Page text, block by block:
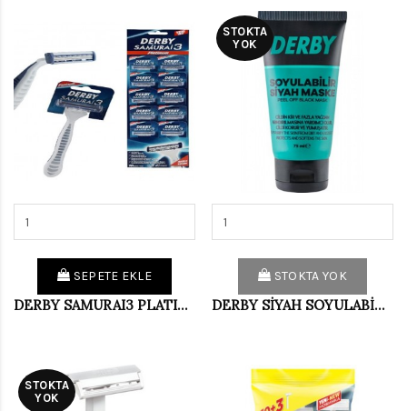
SEPETE EKLE
DERBY SAMURAI3 PLATINUM KARTELA 10 LU PAKET (KOLİ 30 LU)
STOKTA
YOK
STOKTA YOK
DERBY SİYAH SOYULABİLEN MASKE 75 ML
STOKTA
YOK